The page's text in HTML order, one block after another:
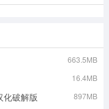
663.5MB
16.4MB
化破解版 897MB